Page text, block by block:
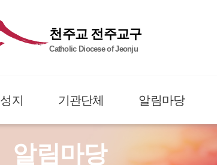
천주교 전주교구
Catholic Diocese of Jeonju
성지 기관단체 알림마당
알림마당